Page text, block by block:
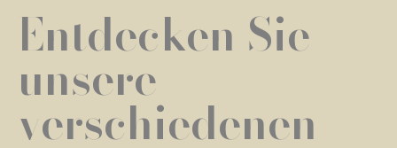
Entdecken Sie
unsere
verschiedenen